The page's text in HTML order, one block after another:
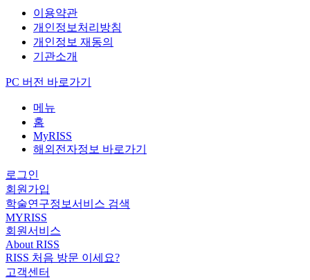
이용약관
개인정보처리방침
개인정보 재동의
기관소개
PC 버전 바로가기
메뉴
홈
MyRISS
해외전자정보 바로가기
로그인
회원가입
학술연구정보서비스 검색
MYRISS
회원서비스
About RISS
RISS 처음 방문 이세요?
고객센터